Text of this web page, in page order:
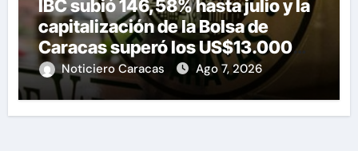
IBC subió 146,58% hasta julio y la
capitalización de la Bolsa de
Caracas superó los US$13.000
millones
Noticiero Caracas Ago 7, 2026